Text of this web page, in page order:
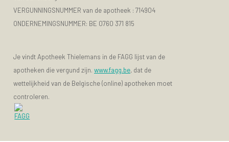
VERGUNNINGSNUMMER van de apotheek : 714904
ONDERNEMINGSNUMMER: BE 0760 371 815
Je vindt Apotheek Thielemans in de FAGG lijst van de
apotheken die vergund zijn. www.fagg.be, dat de
wettelijkheid van de Belgische (online) apotheken moet
controleren.